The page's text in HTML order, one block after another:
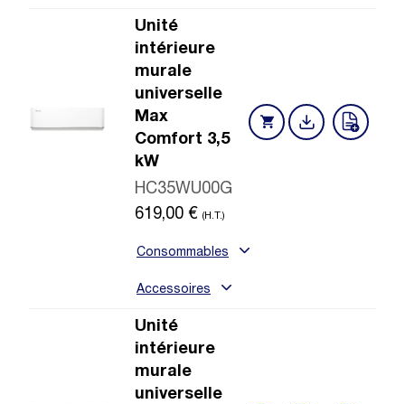
Unité
intérieure
murale
universelle
Max
Comfort 3,5
kW
HC35WU00G
619,00 € (H.T.)
Consommables
Accessoires
Unité
intérieure
murale
universelle